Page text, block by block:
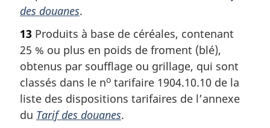
des douanes.
13 Produits à base de céréales, contenant
25 % ou plus en poids de froment (blé),
obtenus par soufflage ou grillage, qui sont
classés dans le no tarifaire 1904.10.10 de la
liste des dispositions tarifaires de l’annexe
du Tarif des douanes.